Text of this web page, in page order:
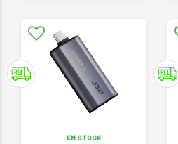
EN STOCK